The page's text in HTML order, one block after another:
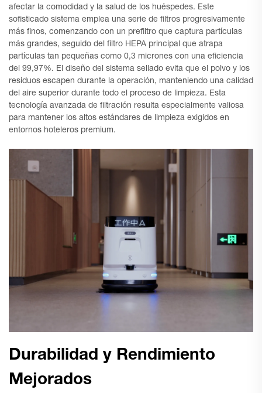
afectar la comodidad y la salud de los huéspedes. Este
sofisticado sistema emplea una serie de filtros progresivamente
más finos, comenzando con un prefiltro que captura partículas
más grandes, seguido del filtro HEPA principal que atrapa
partículas tan pequeñas como 0,3 micrones con una eficiencia
del 99,97%. El diseño del sistema sellado evita que el polvo y los
residuos escapen durante la operación, manteniendo una calidad
del aire superior durante todo el proceso de limpieza. Esta
tecnología avanzada de filtración resulta especialmente valiosa
para mantener los altos estándares de limpieza exigidos en
entornos hoteleros premium.
Durabilidad y Rendimiento
Mejorados